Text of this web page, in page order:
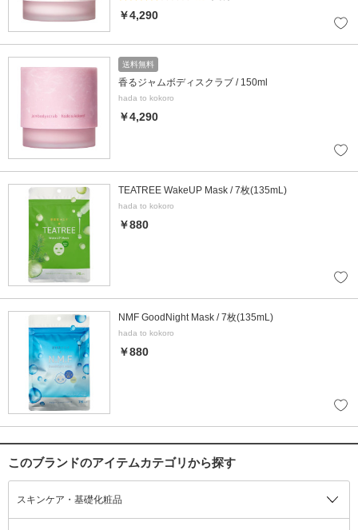
￥4,290
送料無料
香るジャムボディスクラブ / 150ml
hada to kokoro
￥4,290
TEATREE WakeUP Mask / 7枚(135mL)
hada to kokoro
￥880
NMF GoodNight Mask / 7枚(135mL)
hada to kokoro
￥880
このブランドのアイテムカテゴリから探す
スキンケア・基礎化粧品